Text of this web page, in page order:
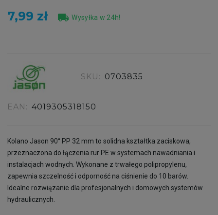
7,99 zł local_shipping Wysyłka w 24h!
SKU: 0703835
EAN: 4019305318150
Kolano Jason 90° PP 32 mm to solidna kształtka zaciskowa,
przeznaczona do łączenia rur PE w systemach nawadniania i
instalacjach wodnych. Wykonane z trwałego polipropylenu,
zapewnia szczelność i odporność na ciśnienie do 10 barów.
Idealne rozwiązanie dla profesjonalnych i domowych systemów
hydraulicznych.